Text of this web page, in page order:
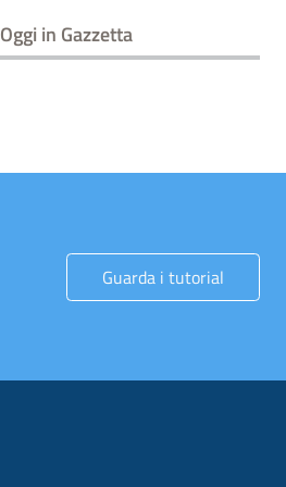
Oggi in Gazzetta
Guarda i tutorial